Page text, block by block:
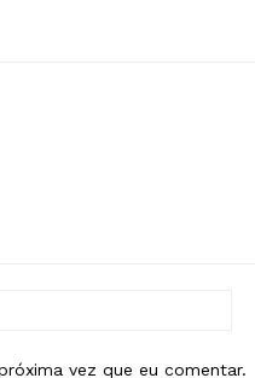
vez que eu comentar.